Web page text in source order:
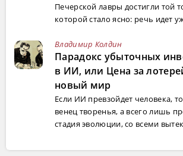
Печерской лавры достигли той
которой стало ясно: речь идет
Владимир Колдин
Парадокс убыточных
в ИИ, или Цена за
новый мир
Если ИИ превзойдет человека,
венец творенья, а всего лишь
стадия эволюции, со всеми